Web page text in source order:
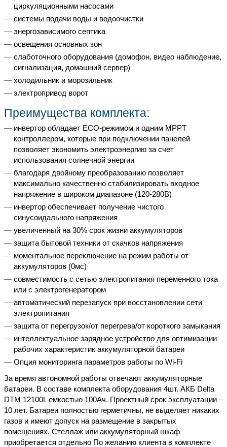
циркуляционными насосами
системы подачи воды и водоочистки
энергозависимого септика
освещения основных зон
слаботочного оборудования (домофон, видео наблюдение,
сигнализация, домашний сервер)
холодильник и морозильник
электропривод ворот
Преимущества комплекта:
инвертор обладает ECO-режимом и одним MPPT
контроллером, которые при подключении панелей
позволяет экономить электроэнергию за счет
использования солнечной энергии
благодаря двойному преобразованию позволяет
максимально качественно стабилизировать входное
напряжение в широком диапазоне (120-280В)
инвертор обеспечивает получение чистого
синусоидального напряжения
увеличенный на 30% срок жизни аккумуляторов
защита бытовой техники от скачков напряжения
моментальное переключение на режим работы от
аккумуляторов (0мс)
совместимость с сетью электропитания переменного тока
или с электрогенератором
автоматический перезапуск при восстановлении сети
электропитания
защита от перегрузок/от перегрева/от короткого замыкания
интеллектуальное зарядное устройство для оптимизации
рабочих характеристик аккумуляторной батареи
Опция мониторинга параметров работы по Wi-Fi
За время автономной работы отвечают аккумуляторные
батареи. В составе комплекта оборудования 4шт. АКБ Delta
DTM 12100L емкостью 100Ач. Проектный срок эксплуатации –
10 лет. Батареи полностью герметичны, не выделяет никаких
газов и имеют допуск на размещение в закрытых
помещениях. Стеллаж или аккумуляторный шкаф
приобретается отдельно По желанию клиента в комплекте